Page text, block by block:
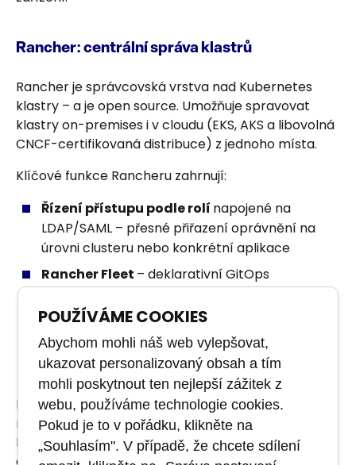
Rancher: centrální správa klastrů
Rancher je správcovská vrstva nad Kubernetes
klastry – a je open source. Umožňuje spravovat
klastry on-premises i v cloudu (EKS, AKS a libovolná
CNCF-certifikovaná distribuce) z jednoho místa.
Klíčové funkce Rancheru zahrnují:
Řízení přístupu podle rolí napojené na
LDAP/SAML – přesné přiřazení oprávnění na
úrovni clusteru nebo konkrétní aplikace
Rancher Fleet – deklarativní GitOps
automaticky určuje stav všech klastrů
Marketplaces populárními aplikacemi pro
Kubernetes
Rancher je dostupnýzdarmav open source
režimu; pro komerční nasazení existuje předplatné
Rancher Prime se SLA, garantovanými release cykly
a certifikacemi
POUŽÍVÁME COOKIES
Abychom mohli náš web vylepšovat,
ukazovat personalizovaný obsah a tím
mohli poskytnout ten nejlepší zážitek z
webu, používáme technologie cookies.
Pokud je to v pořádku, klikněte na
„Souhlasím". V případě, že chcete sdílení